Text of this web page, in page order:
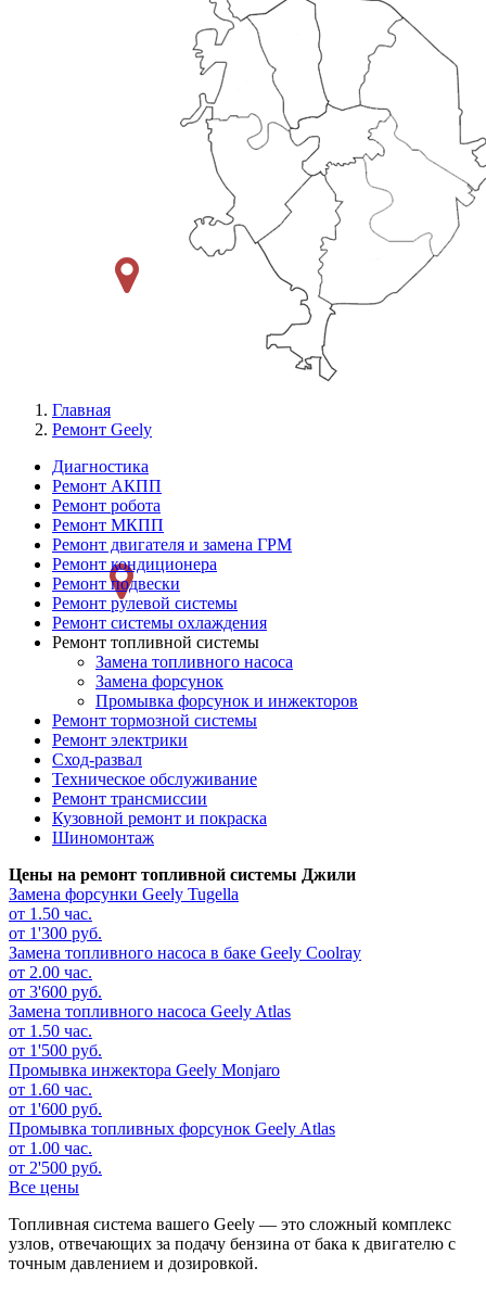
Главная
Ремонт Geely
Меню
Ремонт
слева
Диагностика
Ремонт АКПП
Ремонт робота
Ремонт МКПП
Ремонт двигателя и замена ГРМ
Ремонт кондиционера
Ремонт подвески
Ремонт рулевой системы
Ремонт системы охлаждения
Ремонт топливной системы
Замена топливного насоса
Замена форсунок
Промывка форсунок и инжекторов
Ремонт тормозной системы
Ремонт электрики
Сход-развал
Техническое обслуживание
Ремонт трансмиссии
Кузовной ремонт и покраска
Шиномонтаж
Цены на ремонт топливной системы Джили
Замена форсунки Geely Tugella
от 1.50 час.
от 1'300 руб.
Замена топливного насоса в баке Geely Coolray
от 2.00 час.
от 3'600 руб.
Замена топливного насоса Geely Atlas
от 1.50 час.
от 1'500 руб.
Промывка инжектора Geely Monjaro
от 1.60 час.
от 1'600 руб.
Промывка топливных форсунок Geely Atlas
от 1.00 час.
от 2'500 руб.
Все цены
Топливная система вашего Geely — это сложный комплекс
узлов, отвечающих за подачу бензина от бака к двигателю с
точным давлением и дозировкой.